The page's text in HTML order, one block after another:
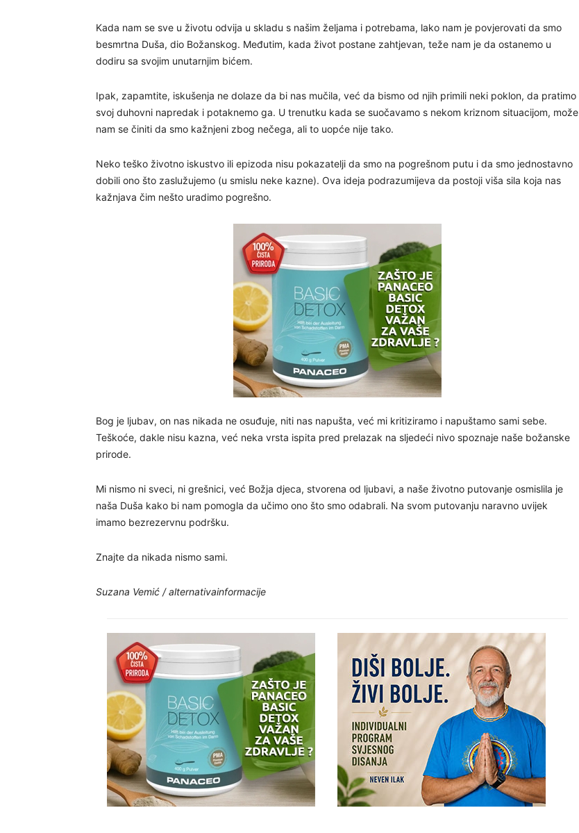
Kada nam se sve u životu odvija u skladu s našim željama i potrebama, lako nam je povjerovati da smo
besmrtna Duša, dio Božanskog. Međutim, kada život postane zahtjevan, teže nam je da ostanemo u
dodiru sa svojim unutarnjim bićem.
Ipak, zapamtite, iskušenja ne dolaze da bi nas mučila, već da bismo od njih primili neki poklon, da pratimo
svoj duhovni napredak i potaknemo ga. U trenutku kada se suočavamo s nekom kriznom situacijom, može
nam se činiti da smo kažnjeni zbog nečega, ali to uopće nije tako.
Neko teško životno iskustvo ili epizoda nisu pokazatelji da smo na pogrešnom putu i da smo jednostavno
dobili ono što zaslužujemo (u smislu neke kazne). Ova ideja podrazumijeva da postoji viša sila koja nas
kažnjava čim nešto uradimo pogrešno.
Bog je ljubav, on nas nikada ne osuđuje, niti nas napušta, već mi kritiziramo i napuštamo sami sebe.
Teškoće, dakle nisu kazna, već neka vrsta ispita pred prelazak na sljedeći nivo spoznaje naše božanske
prirode.
Mi nismo ni sveci, ni grešnici, već Božja djeca, stvorena od ljubavi, a naše životno putovanje osmislila je
naša Duša kako bi nam pomogla da učimo ono što smo odabrali. Na svom putovanju naravno uvijek
imamo bezrezervnu podršku.
Znajte da nikada nismo sami.
Suzana Vemić / alternativainformacije